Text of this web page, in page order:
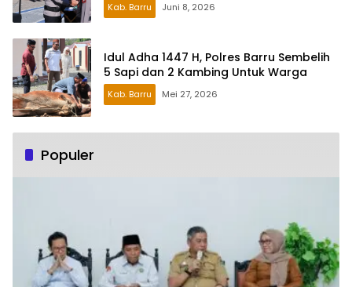
Kab. Barru Juni 8, 2026
Idul Adha 1447 H, Polres Barru Sembelih
5 Sapi dan 2 Kambing Untuk Warga
Kab. Barru Mei 27, 2026
Populer